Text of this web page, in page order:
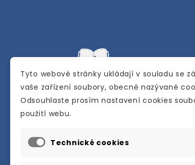
Internetové a kamenné
anglického jazyka.
Tyto webové stránky ukládají v souladu se
vaše zařízení soubory, obecně nazývané
Odsouhlaste prosím nastavení cookies
použití webu.
Technické cookies